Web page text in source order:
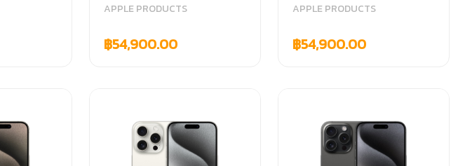
APPLE PRODUCTS
฿54,900.00
APPLE PRODUCTS
฿54,900.00